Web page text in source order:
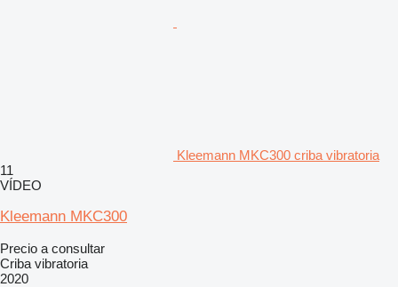
Kleemann MKC300 criba vibratoria
11
VÍDEO
Kleemann MKC300
Precio a consultar
Criba vibratoria
2020